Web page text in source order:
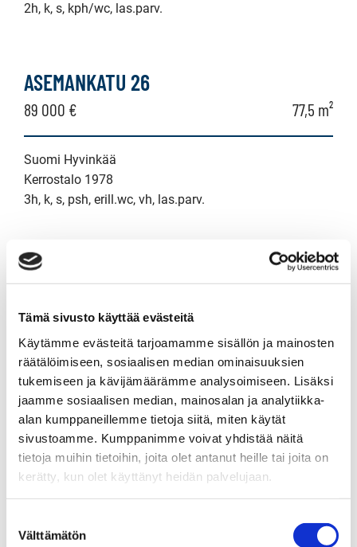
Tämä sivusto käyttää evästeitä
Käytämme evästeitä tarjoamamme sisällön ja mainosten
räätälöimiseen, sosiaalisen median ominaisuuksien
tukemiseen ja kävijämäärämme analysoimiseen. Lisäksi
jaamme sosiaalisen median, mainosalan ja analytiikka-
alan kumppaneillemme tietoja siitä, miten käytät
sivustoamme. Kumppanimme voivat yhdistää näitä
tietoja muihin tietoihin, joita olet antanut heille tai joita on
kerätty, kun olet käyttänyt heidän palvelujaan.
valinta
Välttämätön
2h, k, s, kph/wc, las.parv.
ASEMANKATU 26
89 000 € 77,5 m²
Suomi Hyvinkää
Kerrostalo 1978
3h, k, s, psh, erill.wc, vh, las.parv.
NUMMISILLANKATU 14
Suomi Hyvinkää Nummisilta
Kerrostalo 1929
1-2 h, kk, s, kph/wc
VELJESTENKATU 82
Suomi Hyvinkää Kruununpuisto